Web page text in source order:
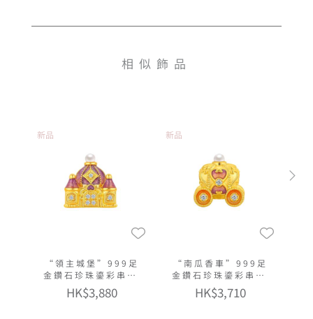
相似飾品
新品
“領主城堡”999足
金鑽石珍珠鎏彩串飾
連手繩
HK$3,880
新品
“南瓜香車”999足
金鑽石珍珠鎏彩串飾
連手繩
HK$3,710